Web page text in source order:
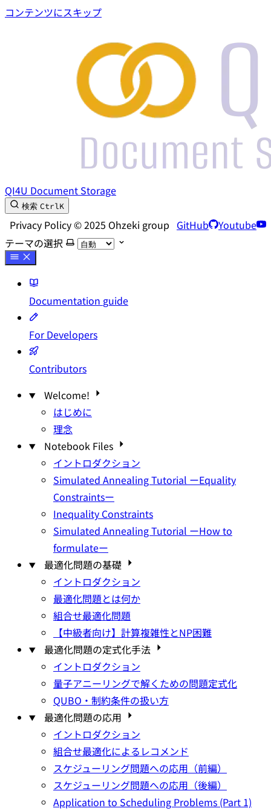
コンテンツにスキップ
QI4U Document Storage
検索 CtrlK
Privacy Policy © 2025 Ohzeki group GitHub
Youtube
テーマの選択
Documentation guide
For Developers
Contributors
Welcome!
はじめに
理念
Notebook Files
イントロダクション
Simulated Annealing Tutorial ーEquality
Constraintsー
Inequality Constraints
Simulated Annealing Tutorial ーHow to
formulateー
最適化問題の基礎
イントロダクション
最適化問題とは何か
組合せ最適化問題
【中級者向け】計算複雑性とNP困難
最適化問題の定式化手法
イントロダクション
量子アニーリングで解くための問題定式化
QUBO・制約条件の扱い方
最適化問題の応用
イントロダクション
組合せ最適化によるレコメンド
スケジューリング問題への応用（前編）
スケジューリング問題への応用（後編）
Application to Scheduling Problems (Part 1)